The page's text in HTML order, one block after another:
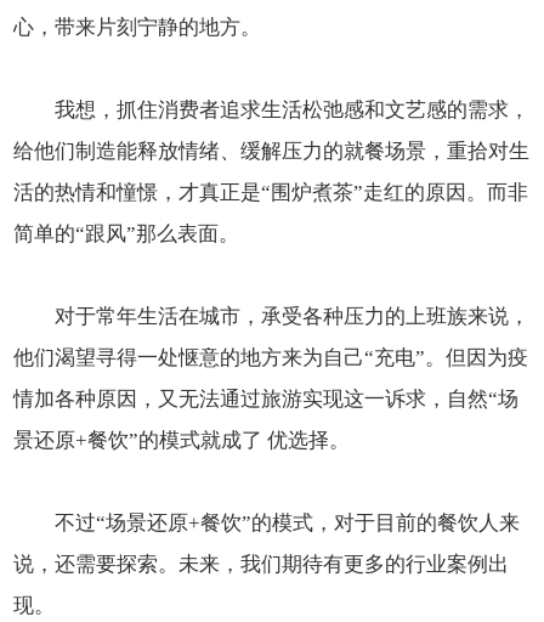
心，带来片刻宁静的地方。
我想，抓住消费者追求生活松弛感和文艺感的需求，
给他们制造能释放情绪、缓解压力的就餐场景，重拾对生
活的热情和憧憬，才真正是“围炉煮茶”走红的原因。而非
简单的“跟风”那么表面。
对于常年生活在城市，承受各种压力的上班族来说，
他们渴望寻得一处惬意的地方来为自己“充电”。但因为疫
情加各种原因，又无法通过旅游实现这一诉求，自然“场
景还原+餐饮”的模式就成了 优选择。
不过“场景还原+餐饮”的模式，对于目前的餐饮人来
说，还需要探索。未来，我们期待有更多的行业案例出
现。